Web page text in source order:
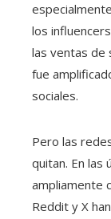
los
las ventas de
fue
sociales.
Pero las
quitan. En las
ampliamente
Reddit y X